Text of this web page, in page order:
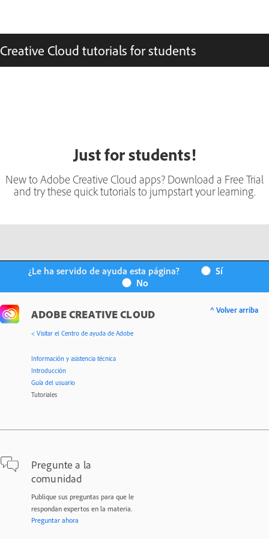
Creative Cloud tutorials for students
Just for students!
New to Adobe Creative Cloud apps? Download a Free Trial
and try these quick tutorials to jumpstart your learning.
¿Le ha servido de ayuda esta página?
Sí
No
ADOBE CREATIVE CLOUD
< Visitar el Centro de ayuda de Adobe
Información y asistencia técnica
Introducción
Guía del usuario
Tutoriales
Pregunte a la
comunidad
Publique sus preguntas para que le
respondan expertos en la materia.
Preguntar ahora
^ Volver arriba